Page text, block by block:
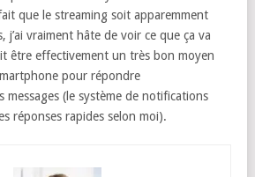
que le streaming soit apparemment
j’ai vraiment hâte de voir ce que ça va
être effectivement un très bon moyen
pour répondre
messages (le système de notifications
réponses rapides selon moi).